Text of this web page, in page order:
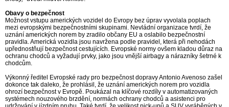
Obavy o bezpečnost
Možnost vstupu amerických vozidel do Evropy bez úprav vyvolala poplach
mezi evropskými bezpečnostními skupinami. Nevládní organizace tvrdí, že
uznání amerických norem by zradilo občany EU a oslabilo bezpečnostní
pravidla. Americká vozidla jsou navržena podle pravidel, která při nehodách
upřednostňují bezpečnost cestujících. Evropské normy ovšem kladou důraz na
ochranu chodců a vyžadují prvky, jako jsou vnější airbagy a nárazníky šetrné k
chodcům.
Výkonný ředitel Evropské rady pro bezpečnost dopravy Antonio Avenoso zašel
dokonce tak daleko, že prohlásil, že uznání amerických norem pro vozidla
ohrozí bezpečnost v Evropě. Poukázal na klíčové rozdíly v automatizovaných
systémech nouzového brzdění, normách ochrany chodců a asistenci pro